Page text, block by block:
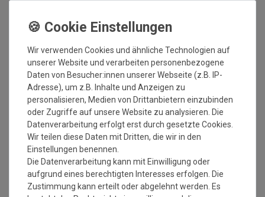
- Einsatzbereiche: Balkon, Wintergarten, Terrasse usw.
geeignet
Handelsübliche oder geringe, technisch nicht vermeidbare
Abweichungen der Qualität, Farbe, Breite, des Gewichts, der
Dicke, der Ausrüstung oder des Dessins, die jedoch innerhalb
vorgegebener Toleranzen liegen, berechtigen nicht zur
Beanstandung.
Maßtoleranzen von 1-5 % können auftreten und sind völlig
normal. Sonderzuschnitte sind vom Umtausch/Rückgabe
ausgeschlossen. Weiterhin ist zu beachten, wenn der gleiche
Belag in verschiedenen Rollenbreiten bestellt wird, dass es zu
Farbabweichungen auf Grund der unterschiedlichen
Wir verwenden Cookies und ähnliche Technologien auf
unserer Website und verarbeiten personenbezogene
Daten von Besucher:innen unserer Webseite (z.B. IP-
Adresse), um z.B. Inhalte und Anzeigen zu
personalisieren, Medien von Drittanbietern einzubinden
oder Zugriffe auf unsere Website zu analysieren. Die
Datenverarbeitung erfolgt erst durch gesetzte Cookies.
Wir teilen diese Daten mit Dritten, die wir in den
Einstellungen benennen.
Die Datenverarbeitung kann mit Einwilligung oder
aufgrund eines berechtigten Interesses erfolgen. Die
Zustimmung kann erteilt oder abgelehnt werden. Es